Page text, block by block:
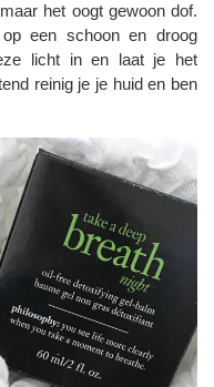
het oogt gewoon dof.
een schoon en droog
licht in en laat je het
reinig je je huid en ben